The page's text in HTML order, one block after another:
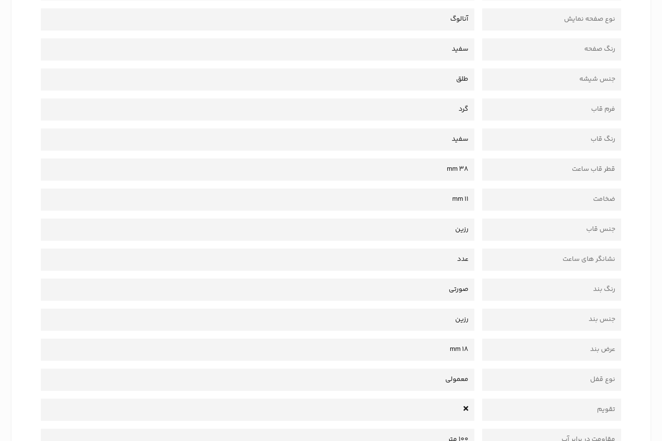
نوع صفحه نمایش آنالوگ
رنگ صفحه سفید
جنس شیشه طلق
فرم قاب گرد
رنگ قاب سفید
قطر قاب ساعت 38 mm
ضخامت 11 mm
جنس قاب رزین
نشانگر های ساعت عدد
رنگ بند صورتی
جنس بند رزین
عرض بند 18 mm
نوع قفل معمولی
تقویم